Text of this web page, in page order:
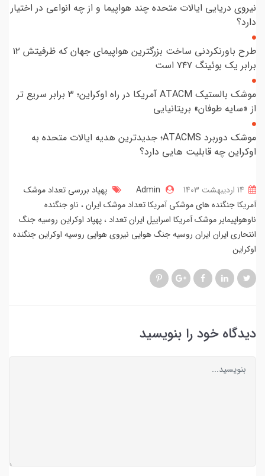
نیروی دریایی ایالات متحده چند هواپیما و از چه انواعی در اختیار
دارد؟
طرح باورنکردنی ساخت بزرگترین هواپیمای جهان که ظرفیتش ۱۲
برابر یک بوئینگ ۷۴۷ است
موشک بالستیک ATACM آمریکا در راه اوکراین؛ ۳ برابر سریع تر
از «سایه طوفان» بریتانیایی
موشک دوربرد ATACMS؛ جدیدترین هدیه ایالات متحده به
اوکراین چه قابلیت هایی دارد؟
Admin
پهپاد بررسی تعداد موشک
آمریکا جنگنده های موشکی آمریکا تعداد موشک ایران ناو جنگنده
ناوهواپیمابر موشک آمریکا اسراییل ایران تعداد پهپاد اوکراین روسیه جنگ
انتحاری ایران ایران روسیه جنگ هوایی نیروی هوایی روسیه اوکراین جنگنده
اوکراین
دیدگاه خود را بنویسید